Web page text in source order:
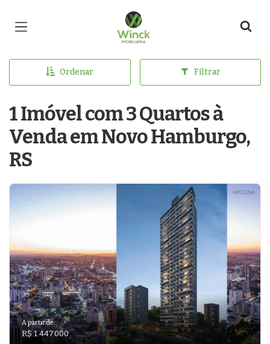
Página inicial
Ordenar Filtrar
1 Imóvel com 3 Quartos à
Venda em Novo Hamburgo,
RS
A partir de:
R$ 1.447.000